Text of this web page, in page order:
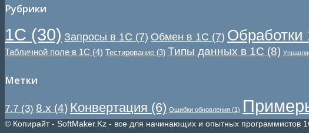
Рубрики
1С (30) Запросы в 1С (7) Обмен в 1С (7) Обработки
Табличной поле в 1С (4) Тестирование (3) Типы данных в 1С (8)
Метки
7.7 (3) 8.x (4) Конвертация (6) Ошибки обновления (1)
© Копирайт - SoftMaker.Kz - все для начинающих и опытных программистов